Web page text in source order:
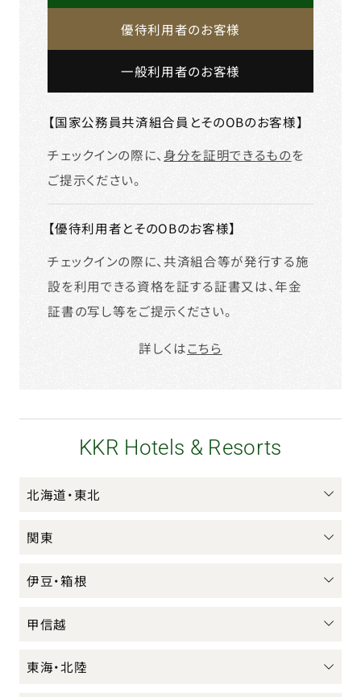
優待利用者のお客様
一般利用者のお客様
【国家公務員共済組合員とそのOBのお客様】
チェックインの際に、身分を証明できるものを
ご提示ください。
【優待利用者とそのOBのお客様】
チェックインの際に、共済組合等が発行する施
設を利用できる資格を証する証書又は、年金
証書の写し等をご提示ください。
詳しくはこちら
KKR Hotels & Resorts
北海道・東北
関東
伊豆・箱根
甲信越
東海・北陸